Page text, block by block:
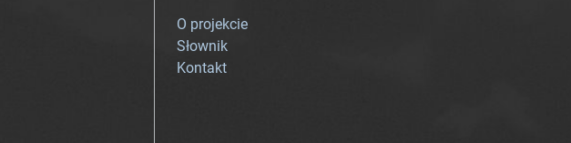
O projekcie
Słownik
Kontakt